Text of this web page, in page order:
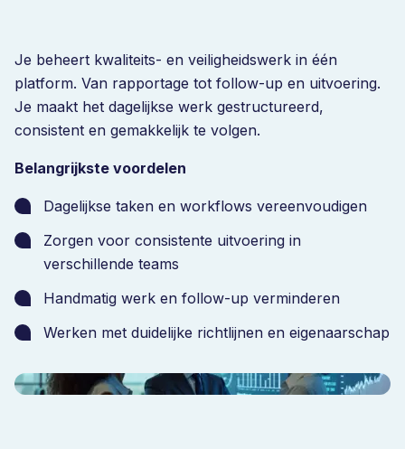
Je beheert kwaliteits- en veiligheidswerk in één
platform. Van rapportage tot follow-up en uitvoering.
Je maakt het dagelijkse werk gestructureerd,
consistent en gemakkelijk te volgen.
Belangrijkste voordelen
Dagelijkse taken en workflows vereenvoudigen
Zorgen voor consistente uitvoering in
verschillende teams
Handmatig werk en follow-up verminderen
Werken met duidelijke richtlijnen en eigenaarschap